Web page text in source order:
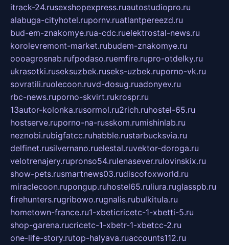
itrack-24.rusexshopexpress.ruautostudiopro.ru
alabuga-cityhotel.rupornv.ruatlantpereezd.ru
bud-em-znakomye.rua-cdc.ruelektrostal-news.ru
korolevremont-market.rubudem-znakomye.ru
oooagrosnab.rufpodaso.ruemfire.rupro-otdelky.ru
ukrasotki.ruseksuzbek.ruseks-uzbek.ruporno-vk.ru
sovratili.ruolecoon.ruvd-dosug.ruadonyev.ru
rbc-news.ruporno-skvirt.rukrospr.ru
13autor-kolonka.rusormol.ru2rich.ruhostel-65.ru
hostserve.ruporno-na-russkom.rumishinlab.ru
neznobi.rubigfatcc.ruhabble.rustarbucksvia.ru
delfinet.rusilvernano.ruelestal.ruvektor-doroga.ru
velotrenajery.rupronso54.rulenasever.rulovinskix.ru
show-pets.rusmartnews03.rudiscofoxworld.ru
miraclecoon.rupongup.ruhostel65.ruliura.ruglasspb.ru
firehunters.rugribowo.rugnalis.rubulkitula.ru
hometown-france.ru1-xbeticricetc-1-xbetti-5.ru
shop-garena.rucricetc-1-xbetr-1-xbetcc-2.ru
one-life-story.rutop-halyava.ruaccounts112.ru